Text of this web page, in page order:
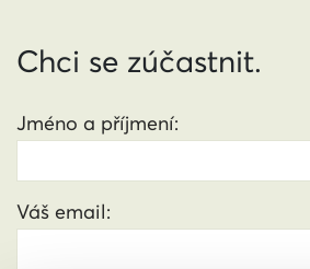
Chci se zúčastnit.
Jméno a příjmení:
Váš email: